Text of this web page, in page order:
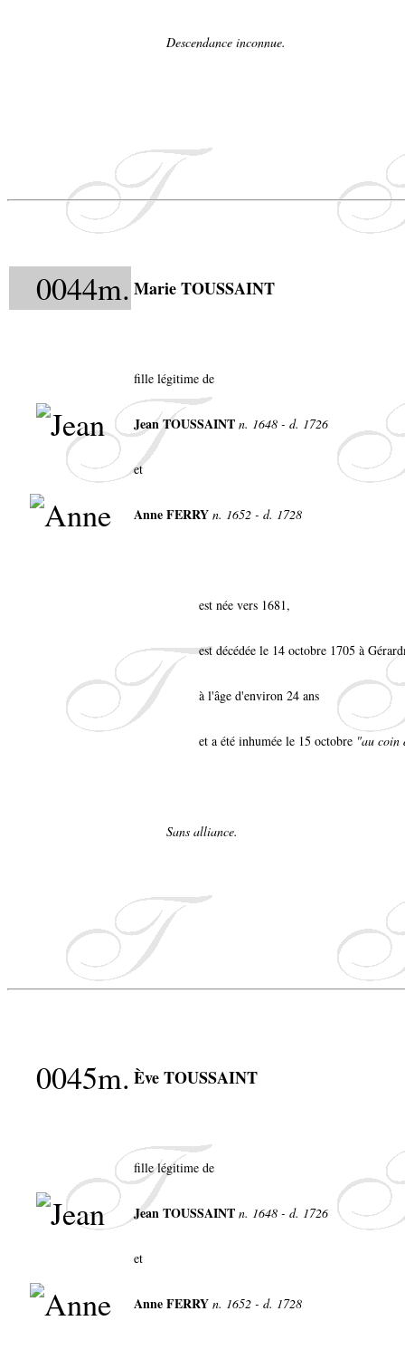
Descendance inconnue.
0044m. Marie TOUSSAINT
fille légitime de
Jean TOUSSAINT n. 1648 - d. 1726
et
Anne FERRY n. 1652 - d. 1728
est née vers 1681,
est décédée le 14 octobre 1705 à
à l'âge d'environ 24 ans
et a été inhumée le 15 octobre "au coin
Sans alliance.
0045m. Ève TOUSSAINT
fille légitime de
Jean TOUSSAINT n. 1648 - d. 1726
et
Anne FERRY n. 1652 - d. 1728